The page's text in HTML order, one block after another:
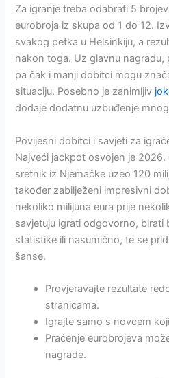
Za igranje treba odabrati 5
eurobroja iz skupa od 1 do 12.
svakog petka u Helsinkiju, a
nakon toga. Uz glavnu nagradu,
pa čak i manji dobitci mogu
situaciju. Posebno je zanimljiv
dodaje dodatnu uzbuđenje
Povijesni dobitci i savjeti za
Najveći jackpot osvojen je 2026.
sretnik iz Njemačke uzео 120
također zabilježeni impresivni
nekoliko milijuna eura prije
savjetuju igrati odgovorno, birati
statistike ili nasumično, te se
šanse.
Provjeravajte rezultate
stranicama.
Igrajte samo s novcem
Praćenje eurobrojeva
nagrade.